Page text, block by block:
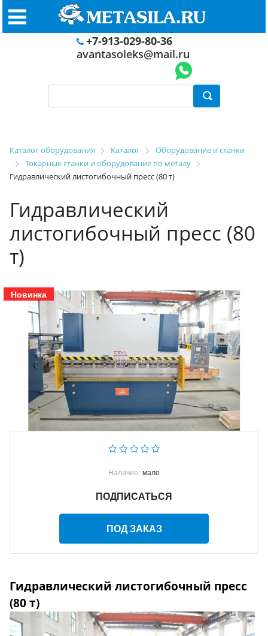
+7-913-029-80-36
avantasoleks@mail.ru
Каталог оборудования Каталог
Оборудование и станки
Токарные станки и оборудование по металу
Гидравлический листогибочный пресс (80 т)
Гидравлический
листогибочный пресс (80
т)
Новинка
Наличие: мало
ПОДПИСАТЬСЯ
ПОД ЗАКАЗ
Гидравлический листогибочный пресс
(80 т)